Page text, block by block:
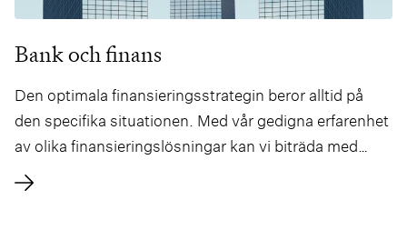
Bank och finans
Den optimala finansieringsstrategin beror alltid på
den specifika situationen. Med vår gedigna erfarenhet
av olika finansieringslösningar kan vi biträda med
juridisk expertis anpassad efter klientens specifika
behov i varje situation.